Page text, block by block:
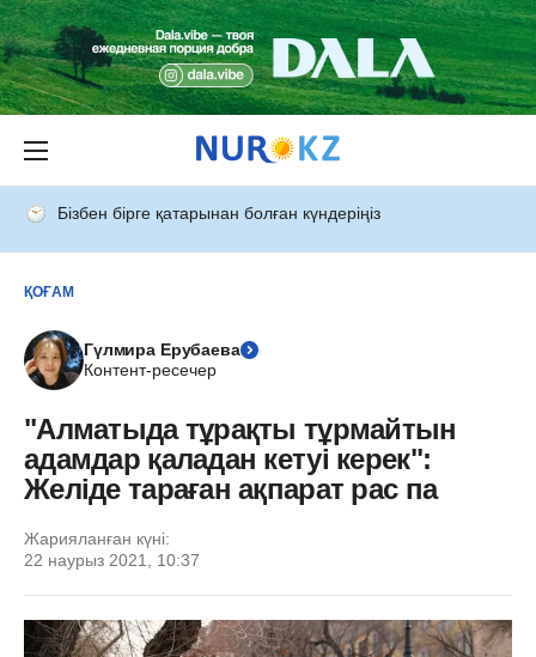
Бізбен бірге қатарынан болған күндеріңіз
ҚОҒАМ
Гүлмира Ерубаева
Контент-ресечер
"Алматыда тұрақты тұрмайтын
адамдар қаладан кетуі керек":
Желіде тараған ақпарат рас па
Жарияланған күні:
22 наурыз 2021, 10:37